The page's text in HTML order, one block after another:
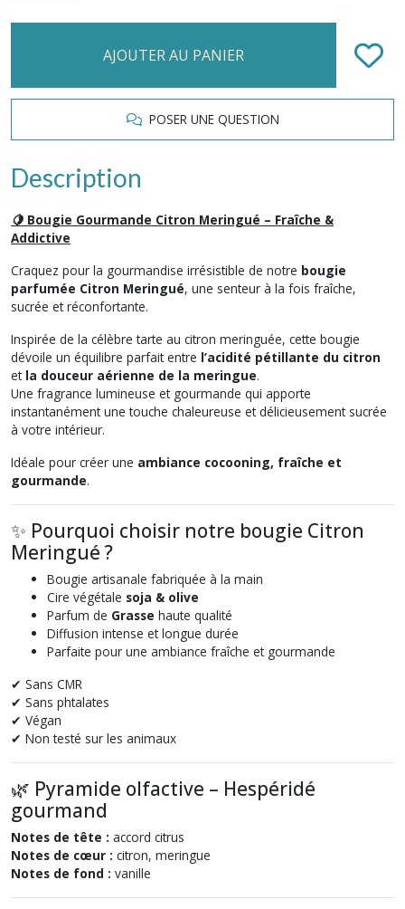
AJOUTER AU PANIER
POSER UNE QUESTION
Description
🍋 Bougie Gourmande Citron Meringué – Fraîche &
Addictive
Craquez pour la gourmandise irrésistible de notre bougie
parfumée Citron Meringué, une senteur à la fois fraîche,
sucrée et réconfortante.
Inspirée de la célèbre tarte au citron meringuée, cette bougie
dévoile un équilibre parfait entre l’acidité pétillante du citron
et la douceur aérienne de la meringue.
Une fragrance lumineuse et gourmande qui apporte
instantanément une touche chaleureuse et délicieusement sucrée
à votre intérieur.
Idéale pour créer une ambiance cocooning, fraîche et
gourmande.
✨ Pourquoi choisir notre bougie Citron
Meringué ?
Bougie artisanale fabriquée à la main
Cire végétale soja & olive
Parfum de Grasse haute qualité
Diffusion intense et longue durée
Parfaite pour une ambiance fraîche et gourmande
✔ Sans CMR
✔ Sans phtalates
✔ Végan
✔ Non testé sur les animaux
🌿 Pyramide olfactive – Hespéridé
gourmand
Notes de tête : accord citrus
Notes de cœur : citron, meringue
Notes de fond : vanille